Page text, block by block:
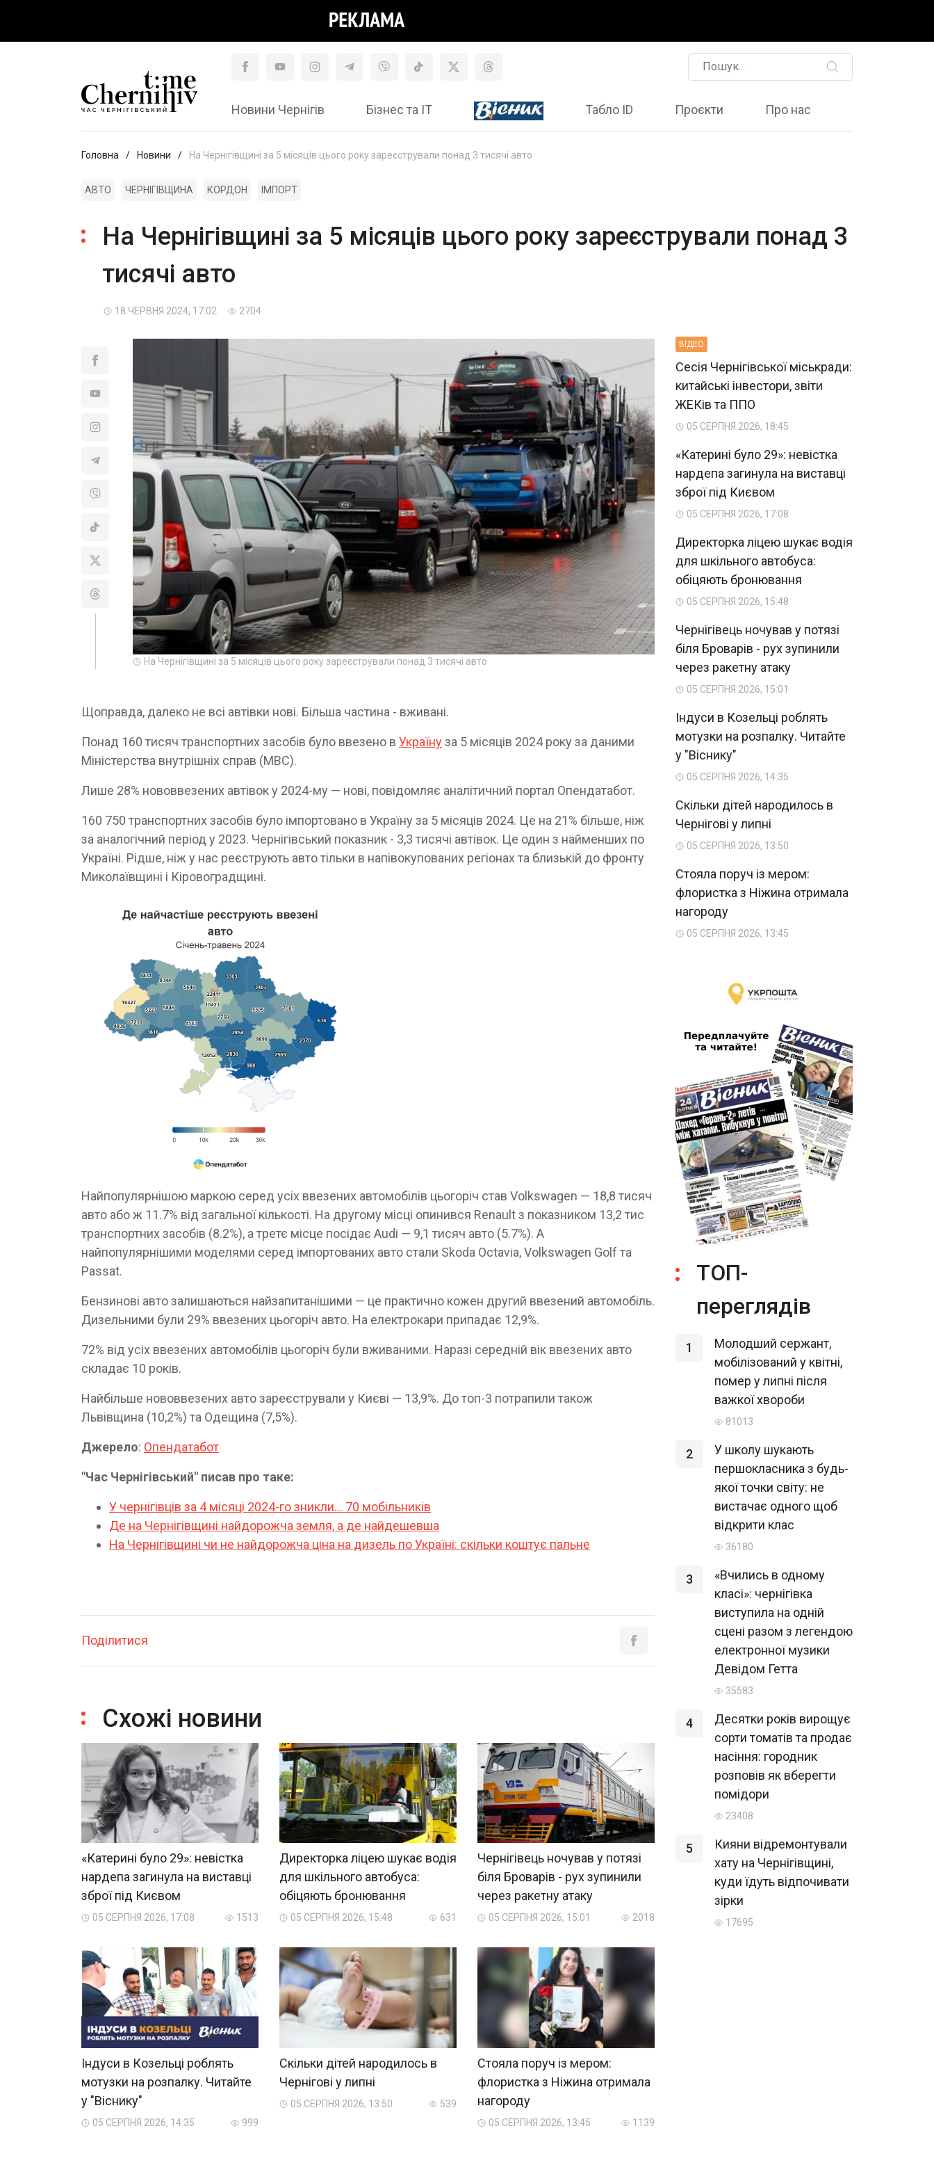
Новини Чернігів Бізнес та ІТ Табло ID Проєкти Про нас
Головна Новини На Чернігівщині за 5 місяців цього року зареєстрували понад 3 тисячі авто
АВТО ЧЕРНІГІВЩИНА КОРДОН ІМПОРТ
На Чернігівщині за 5 місяців цього року зареєстрували понад 3
тисячі авто
18 ЧЕРВНЯ 2024, 17:02 2704
На Чернігівщині за 5 місяців цього року зареєстрували понад 3 тисячі авто
Щоправда, далеко не всі автівки нові. Більша частина - вживані.
Понад 160 тисяч транспортних засобів було ввезено в Українуза 5 місяців 2024 року за даними
Міністерства внутрішніх справ (МВС).
Лише 28% нововвезених автівок у 2024-му — нові, повідомляє аналітичний портал Опендатабот.
160 750 транспортних засобів було імпортовано в Україну за 5 місяців 2024. Це на 21% більше, ніж
за аналогічний період у 2023. Чернігівський показник - 3,3 тисячі автівок. Це один з найменших по
Україні. Рідше, ніж у нас реєструють авто тільки в напівокупованих регіонах та близькій до фронту
Миколаївщині і Кіровоградщині.
Найпопулярнішою маркою серед усіх ввезених автомобілів цьогоріч став Volkswagen — 18,8 тисяч
авто або ж 11.7% від загальної кількості. На другому місці опинився Renault з показником 13,2 тис
транспортних засобів (8.2%), а третє місце посідає Audi — 9,1 тисяч авто (5.7%). А
найпопулярнішими моделями серед імпортованих авто стали Skoda Octavia, Volkswagen Golf та
Passat.
Бензинові авто залишаються найзапитанішими — це практично кожен другий ввезений автомобіль.
Дизельними були 29% ввезених цьогоріч авто. На електрокари припадає 12,9%.
72% від усіх ввезених автомобілів цьогоріч були вживаними. Наразі середній вік ввезених авто
складає 10 років.
Найбільше нововвезених авто зареєстрували у Києві — 13,9%. До топ-3 потрапили також
Львівщина (10,2%) та Одещина (7,5%).
Джерело: Опендатабот
"Час Чернігівський" писав про таке:
У чернігівців за 4 місяці 2024-го зникли… 70 мобільників
Де на Чернігівщині найдорожча земля, а де найдешевша
На Чернігівщині чи не найдорожча ціна на дизель по Україні: скільки коштує пальне
Поділитися
Схожі новини
«Катерині було 29»: невістка
нардепа загинула на виставці
зброї під Києвом
05 СЕРПНЯ 2026, 17:08 1513
Директорка ліцею шукає водія
для шкільного автобуса:
обіцяють бронювання
05 СЕРПНЯ 2026, 15:48 631
Чернігівець ночував у потязі
біля Броварів - рух зупинили
через ракетну атаку
05 СЕРПНЯ 2026, 15:01 2018
Індуси в Козельці роблять
мотузки на розпалку. Читайте
у "Віснику"
05 СЕРПНЯ 2026, 14:35 999
Скільки дітей народилось в
Чернігові у липні
05 СЕРПНЯ 2026, 13:50 539
Стояла поруч із мером:
флористка з Ніжина отримала
нагороду
05 СЕРПНЯ 2026, 13:45 1139
ВIДЕО
Сесія Чернігівської міськради:
китайські інвестори, звіти
ЖЕКів та ППО
05 СЕРПНЯ 2026, 18:45
«Катерині було 29»: невістка
нардепа загинула на виставці
зброї під Києвом
05 СЕРПНЯ 2026, 17:08
Директорка ліцею шукає водія
для шкільного автобуса:
обіцяють бронювання
05 СЕРПНЯ 2026, 15:48
Чернігівець ночував у потязі
біля Броварів - рух зупинили
через ракетну атаку
05 СЕРПНЯ 2026, 15:01
Індуси в Козельці роблять
мотузки на розпалку. Читайте
у "Віснику"
05 СЕРПНЯ 2026, 14:35
Скільки дітей народилось в
Чернігові у липні
05 СЕРПНЯ 2026, 13:50
Стояла поруч із мером:
флористка з Ніжина отримала
нагороду
05 СЕРПНЯ 2026, 13:45
ТОП-
переглядів
1
Молодший сержант,
мобілізований у квітні,
помер у липні після
важкої хвороби
81013
2
У школу шукають
першокласника з будь-
якої точки світу: не
вистачає одного щоб
відкрити клас
36180
3
«Вчились в одному
класі»: чернігівка
виступила на одній
сцені разом з легендою
електронної музики
Девідом Гетта
35583
4
Десятки років вирощує
сорти томатів та продає
насіння: городник
розповів як вберегти
помідори
23408
5
Кияни відремонтували
хату на Чернігівщині,
куди їдуть відпочивати
зірки
17695